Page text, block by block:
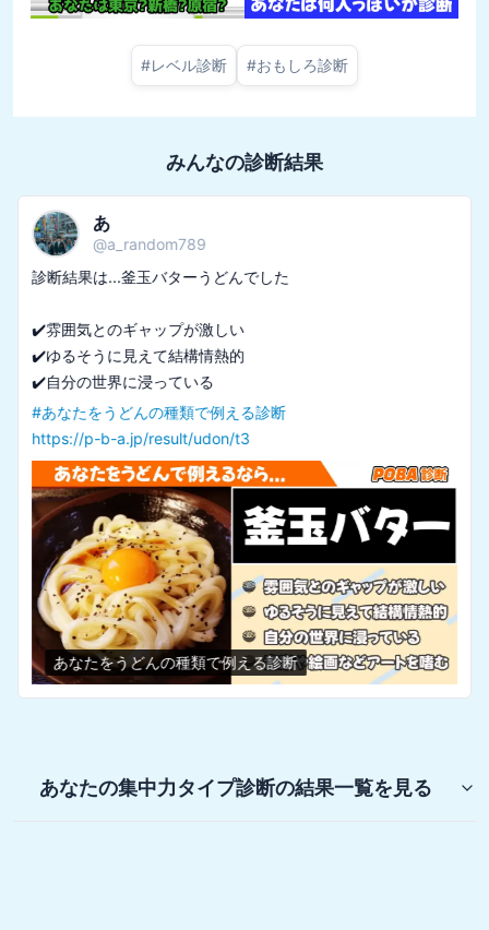
#レベル診断 #おもしろ診断
みんなの診断結果
あ
@a_random789
診断結果は...釜玉バターうどんでした
✔️雰囲気とのギャップが激しい
✔️ゆるそうに見えて結構情熱的
#あなたをうどんの種類で例える診断
https://p-b-a.jp/result/udon/t3
あなたをうどんの種類で例える診断
あなたの集中力タイプ診断の結果一覧を見る